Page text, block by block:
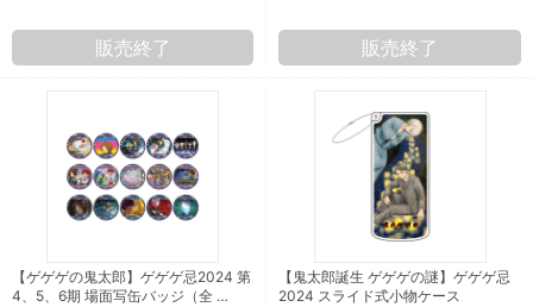
販売終了 販売終了
【ゲゲゲの鬼太郎】ゲゲゲ忌2024 第
4、5、6期 場面写缶バッジ（全 …
【鬼太郎誕生 ゲゲゲの謎】ゲゲゲ忌
2024 スライド式小物ケース